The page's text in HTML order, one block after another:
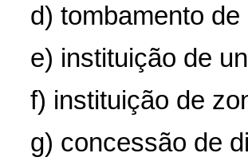
d) tombamento
e) instituição de
f) instituição de
g) concessão de